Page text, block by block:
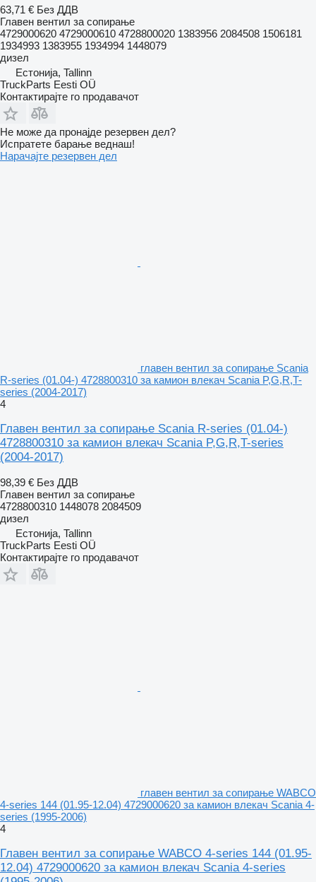
63,71 € Без ДДВ
Главен вентил за сопирање
4729000620 4729000610 4728800020 1383956 2084508 1506181
1934993 1383955 1934994 1448079
дизел
Естонија, Tallinn
TruckParts Eesti OÜ
Контактирајте го продавачот
Не може да пронајде резервен дел?
Испратете барање веднаш!
Нарачајте резервен дел
главен вентил за сопирање Scania
R-series (01.04-) 4728800310 за камион влекач Scania P,G,R,T-
series (2004-2017)
4
Главен вентил за сопирање Scania R-series (01.04-)
4728800310 за камион влекач Scania P,G,R,T-series
(2004-2017)
98,39 € Без ДДВ
Главен вентил за сопирање
4728800310 1448078 2084509
дизел
Естонија, Tallinn
TruckParts Eesti OÜ
Контактирајте го продавачот
главен вентил за сопирање WABCO
4-series 144 (01.95-12.04) 4729000620 за камион влекач Scania 4-
series (1995-2006)
4
Главен вентил за сопирање WABCO 4-series 144 (01.95-
12.04) 4729000620 за камион влекач Scania 4-series